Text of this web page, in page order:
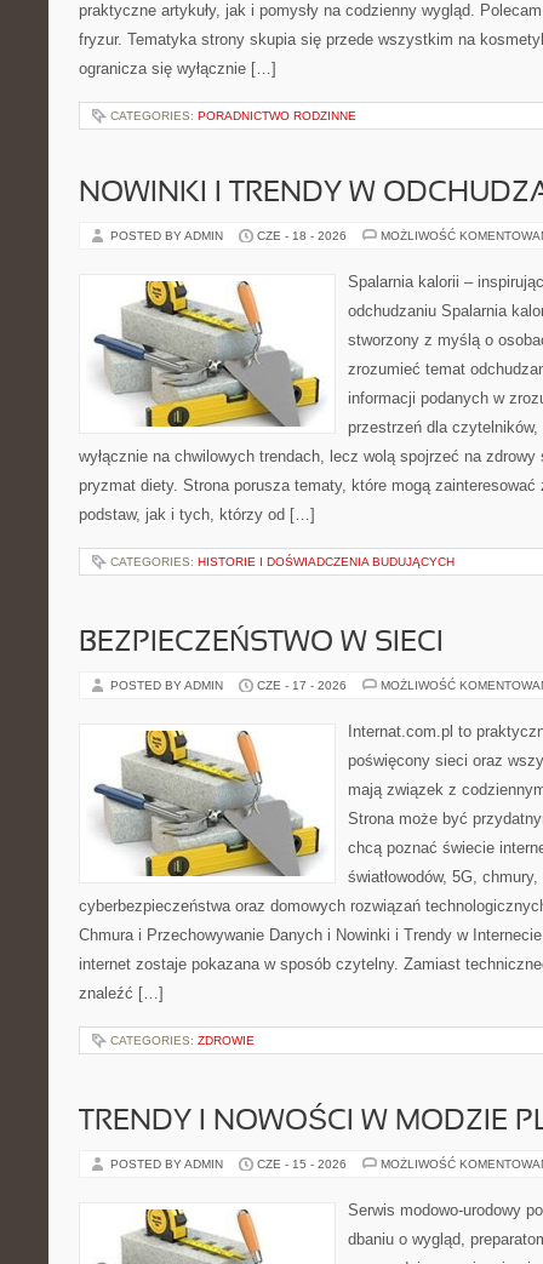
praktyczne artykuły, jak i pomysły na codzienny wygląd.
fryzur. Tematyka strony skupia się przede wszystkim na
ogranicza się wyłącznie […]
CATEGORIES: PORADNICTWO RODZINNE
NOWINKI I TRENDY W
POSTED BY ADMIN CZE - 18 - 2026 MOŻLIWOŚĆ
Spalarnia kalorii –
odchudzaniu Spalarnia
stworzony z myślą o
zrozumieć temat
informacji podanych w
przestrzeń dla
wyłącznie na chwilowych trendach, lecz wolą spojrzeć na
pryzmat diety. Strona porusza tematy, które mogą
podstaw, jak i tych, którzy od […]
CATEGORIES: HISTORIE I DOŚWIADCZENIA BUDUJĄCYCH
BEZPIECZEŃSTWO W SIECI
POSTED BY ADMIN CZE - 17 - 2026 MOŻLIWOŚĆ
Internat.com.pl to
poświęcony sieci oraz
mają związek z
Strona może być
chcą poznać świecie
światłowodów, 5G,
cyberbezpieczeństwa oraz domowych rozwiązań
Chmura i Przechowywanie Danych i Nowinki i Trendy w
internet zostaje pokazana w sposób czytelny. Zamiast
znaleźć […]
CATEGORIES: ZDROWIE
TRENDY I NOWOŚCI W MODZIE
POSTED BY ADMIN CZE - 15 - 2026 MOŻLIWOŚĆ
Serwis modowo-urodowy
dbaniu o wygląd,